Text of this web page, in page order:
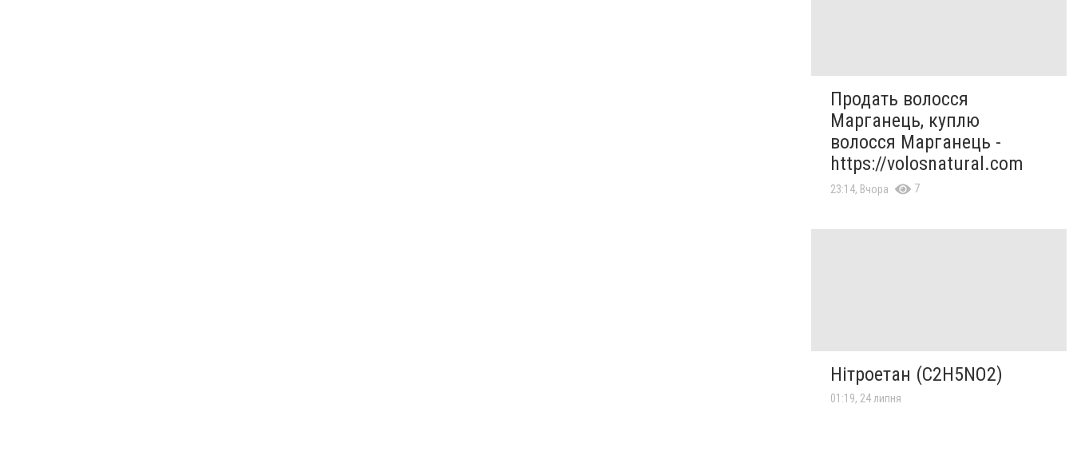
Продать волосся
Марганець, куплю
волосся Марганець -
https://volosnatural.com
23:14, Вчора 7
Нітроетан (C2H5NO2)
01:19, 24 липня